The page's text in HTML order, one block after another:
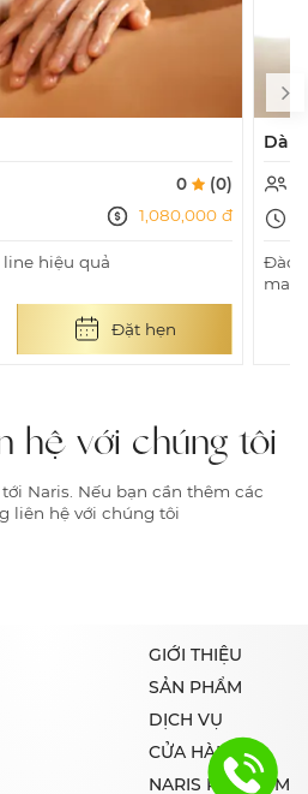
0
(0)
1,080,000 đ
line hiệu quả
Đặt hẹn
Đào
hệ với chúng tôi
Naris. Nếu bạn cần thêm các
liên hệ với chúng tôi
GIỚI THIỆU
SẢN PHẨM
DỊCH VỤ
CỬA HÀNG
NARIS PREMIUM